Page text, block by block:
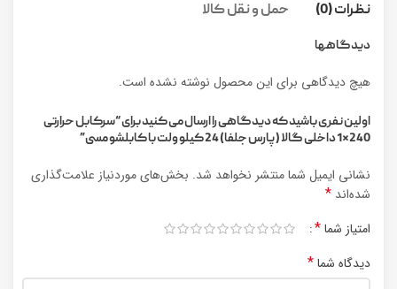
نظرات (0) حمل و نقل کالا
دیدگاهها
هیچ دیدگاهی برای این محصول نوشته نشده است.
اولین نفری باشید که دیدگاهی را ارسال می کنید برای “سرکابل حرارتی
240*1 داخلی گالا (پارس جلفا) 24 کیلو ولت با کابلشو مسی”
نشانی ایمیل شما منتشر نخواهد شد. بخش‌های موردنیاز علامت‌گذاری
شده‌اند *
امتیاز شما*
دیدگاه شما*